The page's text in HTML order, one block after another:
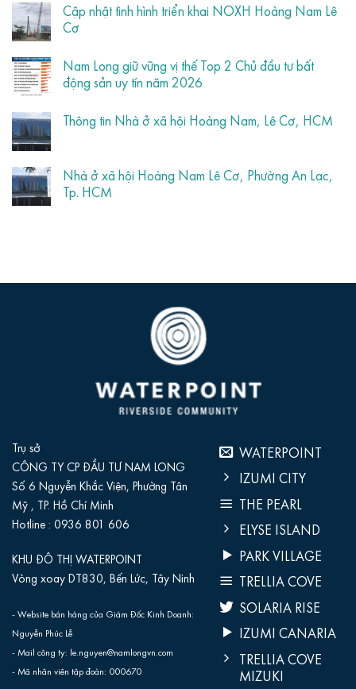
Cập nhật tình hình triển khai NOXH Hoàng Nam Lê
Cơ
Nam Long giữ vững vị thế Top 2 Chủ đầu tư bất
động sản uy tín năm 2026
Thông tin Nhà ở xã hội Hoàng Nam, Lê Cơ, HCM
Nhà ở xã hội Hoàng Nam Lê Cơ, Phường An Lạc,
Tp. HCM
Trụ sở
CÔNG TY CP ĐẦU TƯ NAM LONG
Số 6 Nguyễn Khắc Viện, Phường Tân
Mỹ , TP. Hồ Chí Minh
Hotline : 0936 801 606‬
KHU ĐÔ THỊ WATERPOINT
Vòng xoay DT830, Bến Lức, Tây Ninh
- Website bán hàng của Giám Đốc Kinh Doanh:
Nguyễn Phúc Lễ
- Mail công ty: le.nguyen@namlongvn.com
- Mã nhân viên tập đoàn: 000670
WATERPOINT
IZUMI CITY
THE PEARL
ELYSE ISLAND
PARK VILLAGE
TRELLIA COVE
SOLARIA RISE
IZUMI CANARIA
TRELLIA COVE
MIZUKI